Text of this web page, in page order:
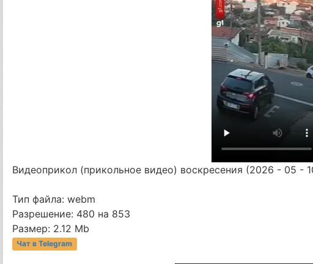
Видеоприкол (прикольное видео) воскресения (2026 - 05 -
Тип файла: webm
Разрешение: 480 на 853
Размер: 2.12 Mb
Чат в Telegram